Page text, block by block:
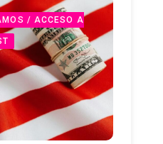
/ ACCESO A